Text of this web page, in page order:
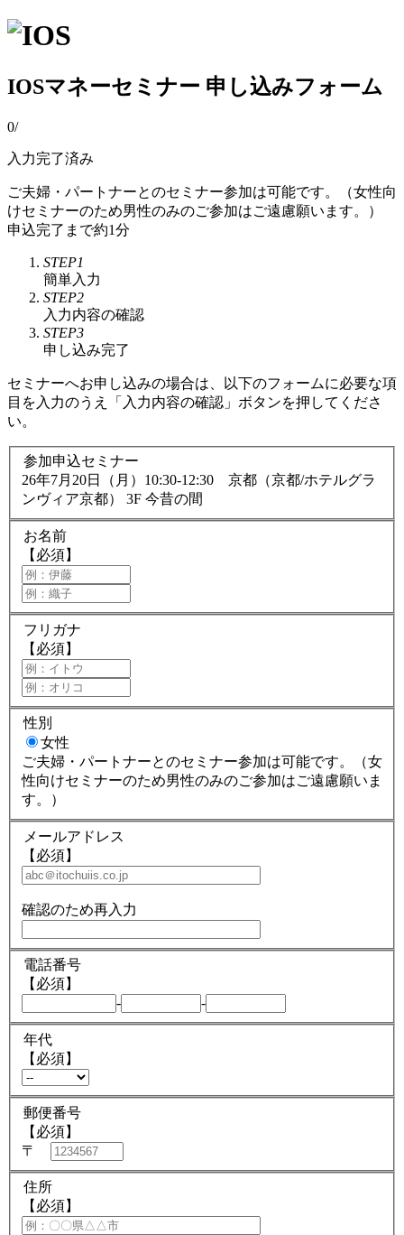
IOSマネーセミナー 申し込みフォーム
0/
入力完了済み
ご夫婦・パートナーとのセミナー参加は可能です。（女性向
けセミナーのため男性のみのご参加はご遠慮願います。）
申込完了まで約1分
STEP1
簡単入力
STEP2
入力内容の確認
STEP3
申し込み完了
セミナーへお申し込みの場合は、以下のフォームに必要な項
目を入力のうえ「入力内容の確認」ボタンを押してくださ
い。
参加申込セミナー
26年7月20日（月）10:30-12:30 京都（京都/ホテルグラ
ンヴィア京都） 3F 今昔の間
お名前
【必須】
フリガナ
【必須】
性別
女性
ご夫婦・パートナーとのセミナー参加は可能です。（女
性向けセミナーのため男性のみのご参加はご遠慮願いま
す。）
メールアドレス
【必須】
確認のため再入力
電話番号
【必須】
-
-
年代
【必須】
郵便番号
【必須】
〒
住所
【必須】